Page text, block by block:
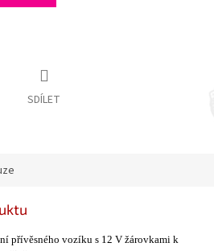
SDÍLET
í přívěsného vozíku s 12 V žárovkami k